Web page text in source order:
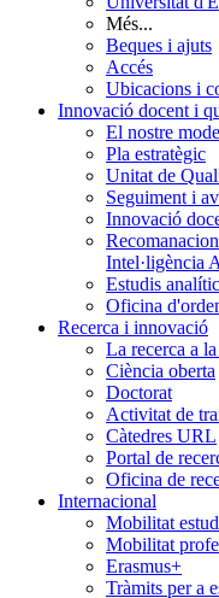
Més...
Beques i ajuts
Accés
Ubicacions i
Innovació docent i
El nostre
Pla estratègic
Unitat de
Seguiment i
Innovació
Intel·ligència
Estudis
Oficina
Recerca i innovació
La recerca a
Ciència oberta
Doctorat
Activitat de
Càtedres URL
Portal de
Oficina de
Internacional
Mobilitat
Mobilitat
Erasmus+
Tràmits per a